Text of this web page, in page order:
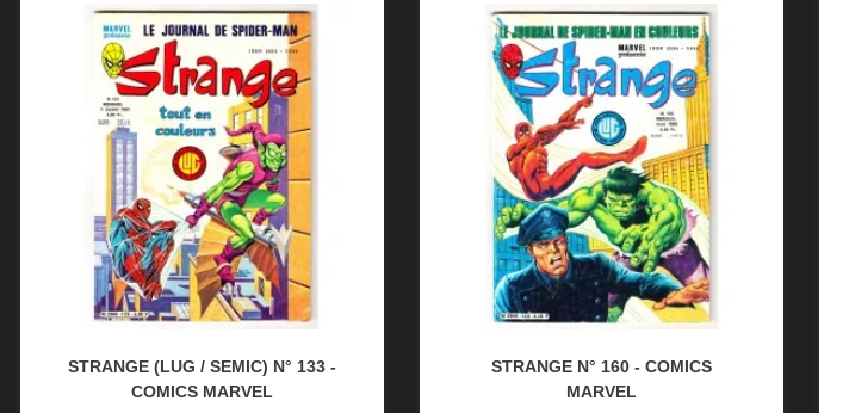
STRANGE (LUG / SEMIC) N° 133 -
COMICS MARVEL
STRANGE N° 160 - COMICS
MARVEL